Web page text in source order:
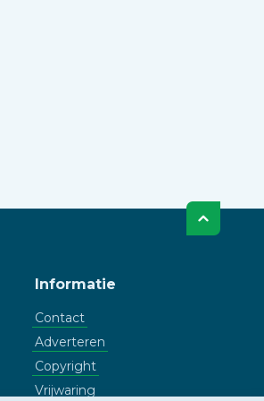
Informatie
Contact
Adverteren
Copyright
Vrijwaring